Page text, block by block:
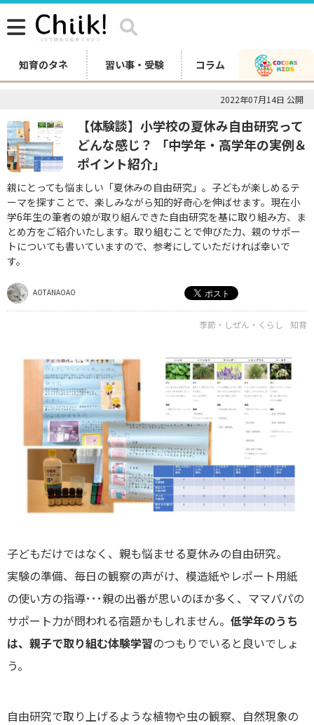
知育のタネ 習い事・受験 コラム
2022年07月14日 公開
【体験談】小学校の夏休み自由研究って
どんな感じ？ 「中学年・高学年の実例＆
ポイント紹介」
親にとっても悩ましい「夏休みの自由研究」。子どもが楽しめるテ
ーマを探すことで、楽しみながら知的好奇心を伸ばせます。現在小
学6年生の筆者の娘が取り組んできた自由研究を基に取り組み方、ま
とめ方をご紹介いたします。取り組むことで伸びた力、親のサポー
トについても書いていますので、参考にしていただければ幸いで
す。
AOTANAOAO
季節・しぜん・くらし 知育
子どもだけではなく、親も悩ませる夏休みの自由研究。
実験の準備、毎日の観察の声がけ、模造紙やレポート用紙
の使い方の指導･･･親の出番が思いのほか多く、ママパパの
サポート力が問われる宿題かもしれません。 低学年のうち
は、親子で取り組む体験学習のつもりでいると良いでしょ
う。
自由研究で取り上げるような植物や虫の観察、自然現象の